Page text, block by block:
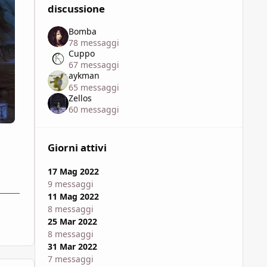
discussione
Bomba
78 messaggi
Cuppo
67 messaggi
aykman
65 messaggi
Zellos
60 messaggi
Giorni attivi
17 Mag 2022
9 messaggi
11 Mag 2022
8 messaggi
25 Mar 2022
8 messaggi
31 Mar 2022
7 messaggi